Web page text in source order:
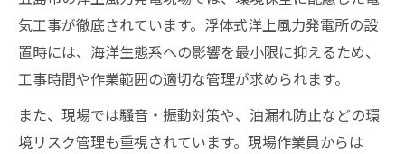
気工事が徹底されています。浮体式洋上風力発電所の設
置時には、海洋生態系への影響を最小限に抑えるため、
工事時間や作業範囲の適切な管理が求められます。
また、現場では騒音・振動対策や、油漏れ防止などの環
境リスク管理も重視されています。現場作業員からは